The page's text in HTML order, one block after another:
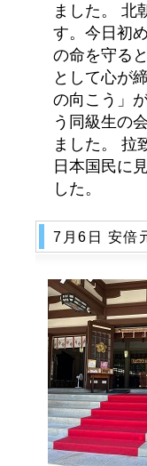
ました。 北
す。今日初
の命を守る
として心が
の向こう」
う同級生の
ました。 拉
日本国民に
した。
7月6日 安倍